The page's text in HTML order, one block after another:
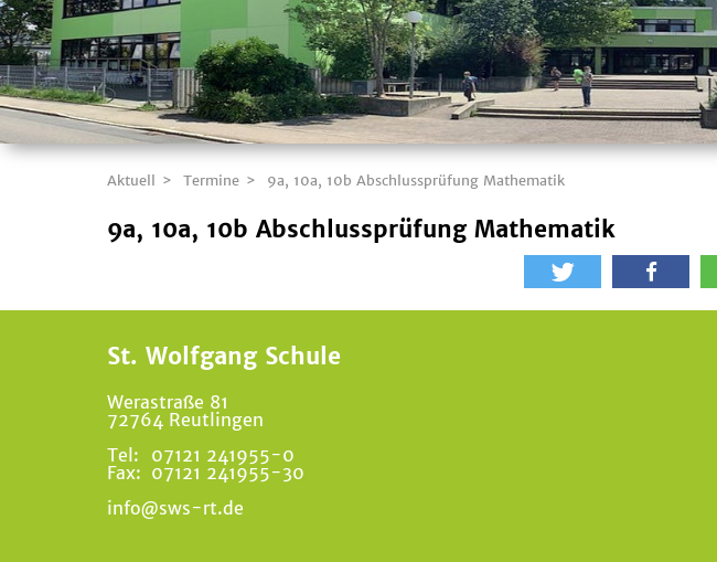
Aktuell Termine 9a, 10a, 10b Abschlussprüfung Mathematik
9a, 10a, 10b Abschlussprüfung Mathematik
St. Wolfgang Schule
Werastraße 81
72764 Reutlingen
Tel:
07121 241955-0
Fax: 07121 241955-30
info@sws-rt.de